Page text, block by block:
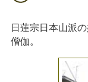
日蓮宗日本山派
僧伽。